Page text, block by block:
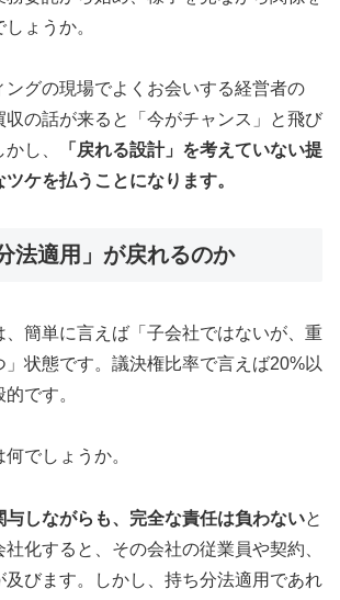
ょうか。
ングの現場でよくお会いする経営者の
収の話が来ると「今がチャンス」と飛び
し、
「戻れる設計」を考えていない提
ケを払うことになります。
法適用」が戻れるのか
、簡単に言えば「子会社ではないが、重
状態です。議決権比率で言えば20%以
です。
でしょうか。
与しながらも、完全な責任は負わないと
化すると、その会社の従業員や契約、
及びます。しかし、持ち分法適用であれ